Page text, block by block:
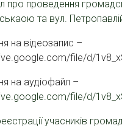
про проведення
та вул.
на відеозапис –
file/d/
на аудіофайл –
file/d/
учасників